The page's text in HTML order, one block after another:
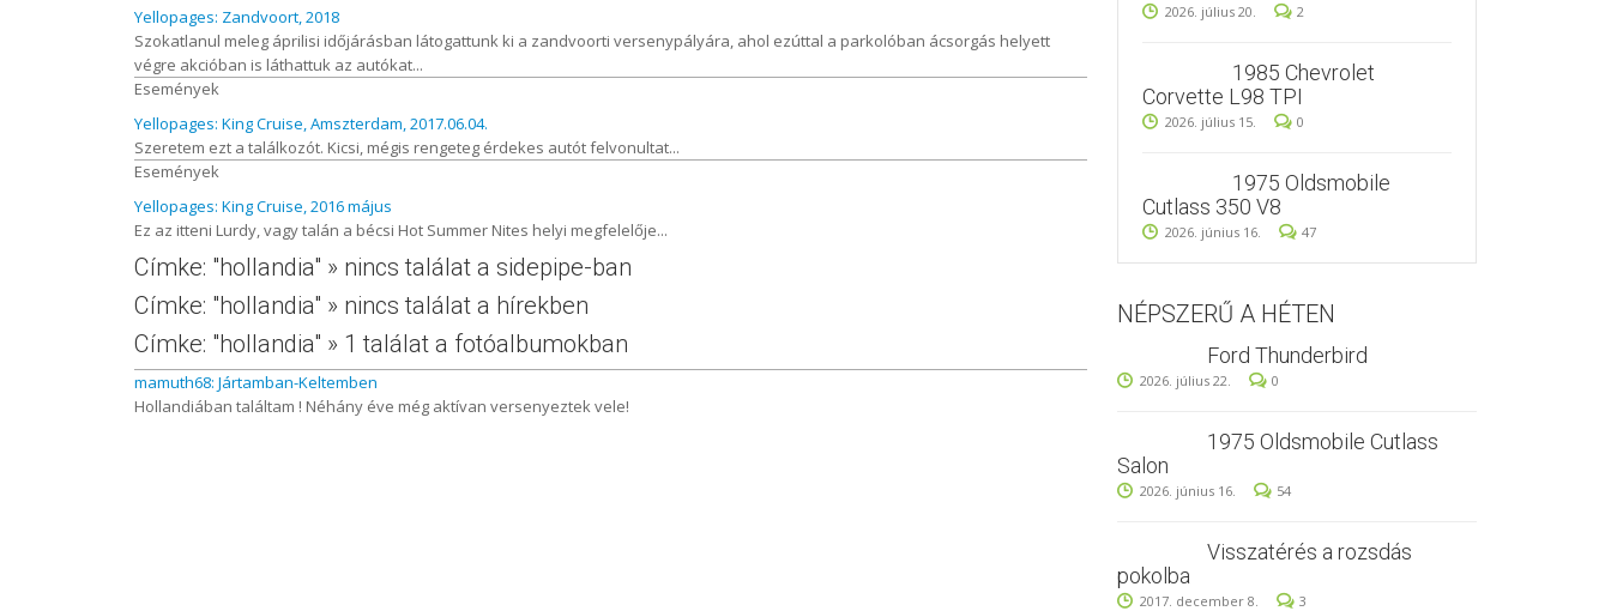
Yellopages: Zandvoort, 2018
Szokatlanul meleg áprilisi időjárásban látogattunk ki a zandvoorti versenypályára, ahol ezúttal a parkolóban ácsorgás helyett
végre akcióban is láthattuk az autókat...
Események
Yellopages: King Cruise, Amszterdam, 2017.06.04.
Szeretem ezt a találkozót. Kicsi, mégis rengeteg érdekes autót felvonultat...
Események
Yellopages: King Cruise, 2016 május
Ez az itteni Lurdy, vagy talán a bécsi Hot Summer Nites helyi megfelelője...
Címke: "hollandia" » nincs találat a sidepipe-ban
Címke: "hollandia" » nincs találat a hírekben
Címke: "hollandia" » 1 találat a fotóalbumokban
mamuth68: Jártamban-Keltemben
Hollandiában találtam ! Néhány éve még aktívan versenyeztek vele!
2026. július 20. 2
1985 Chevrolet
Corvette L98 TPI
2026. július 15. 0
1975 Oldsmobile
Cutlass 350 V8
2026. június 16. 47
NÉPSZERŰ A HÉTEN
Ford Thunderbird
2026. július 22. 0
1975 Oldsmobile Cutlass
Salon
2026. június 16. 54
Visszatérés a rozsdás
pokolba
2017. december 8. 3